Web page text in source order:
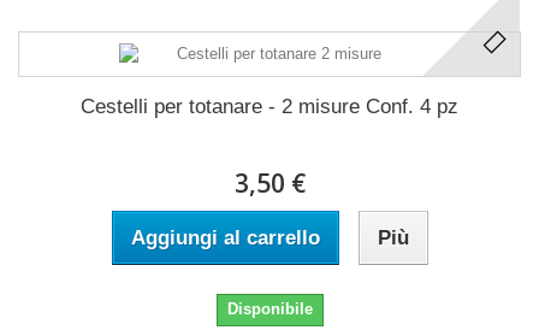
Cestelli per totanare - 2 misure Conf. 4 pz
3,50 €
Aggiungi al carrello Più
Disponibile